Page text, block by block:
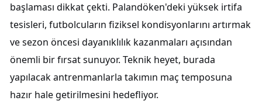
başlaması dikkat çekti. Palandöken'deki yüksek irtifa
tesisleri, futbolcuların fiziksel kondisyonlarını artırmak
ve sezon öncesi dayanıklılık kazanmaları açısından
önemli bir fırsat sunuyor. Teknik heyet, burada
yapılacak antrenmanlarla takımın maç temposuna
hazır hale getirilmesini hedefliyor.